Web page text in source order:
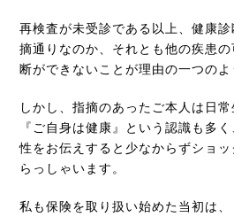
再検査が未受診である以上、健康
摘通りなのか、それとも他の疾患
断ができないことが理由の一つのよ
しかし、指摘のあったご本人は日
『ご自身は健康』という認識も多
性をお伝えすると少なからずショ
らっしゃいます。
私も保険を取り扱い始めた当初は